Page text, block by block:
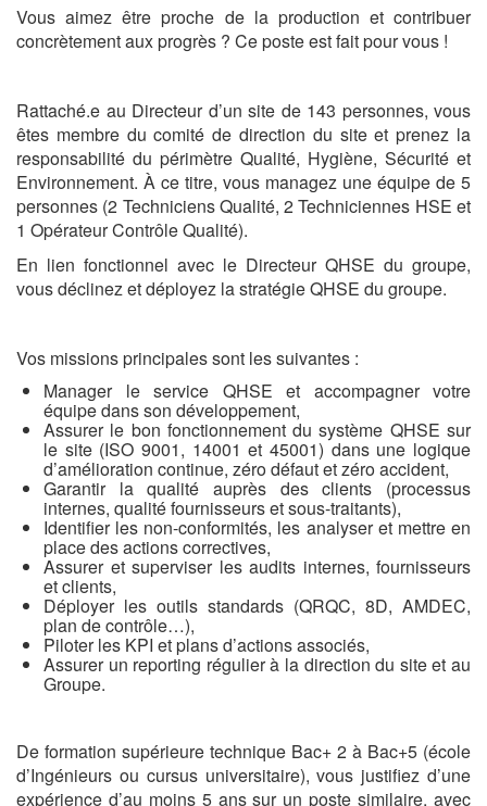
Vous aimez être proche de la production et contribuer
concrètement aux progrès ? Ce poste est fait pour vous !
Rattaché.e au Directeur d’un site de 143 personnes, vous
êtes membre du comité de direction du site et prenez la
responsabilité du périmètre Qualité, Hygiène, Sécurité et
Environnement. À ce titre, vous managez une équipe de 5
personnes (2 Techniciens Qualité, 2 Techniciennes HSE et
1 Opérateur Contrôle Qualité).
En lien fonctionnel avec le Directeur QHSE du groupe,
vous déclinez et déployez la stratégie QHSE du groupe.
Vos missions principales sont les suivantes :
Manager le service QHSE et accompagner votre
équipe dans son développement,
Assurer le bon fonctionnement du système QHSE sur
le site (ISO 9001, 14001 et 45001) dans une logique
d’amélioration continue, zéro défaut et zéro accident,
Garantir la qualité auprès des clients (processus
internes, qualité fournisseurs et sous-traitants),
Identifier les non-conformités, les analyser et mettre en
place des actions correctives,
Assurer et superviser les audits internes, fournisseurs
et clients,
Déployer les outils standards (QRQC, 8D, AMDEC,
plan de contrôle…),
Piloter les KPI et plans d’actions associés,
Assurer un reporting régulier à la direction du site et au
Groupe.
De formation supérieure technique Bac+ 2 à Bac+5 (école
d’Ingénieurs ou cursus universitaire), vous justifiez d’une
expérience d’au moins 5 ans sur un poste similaire, avec